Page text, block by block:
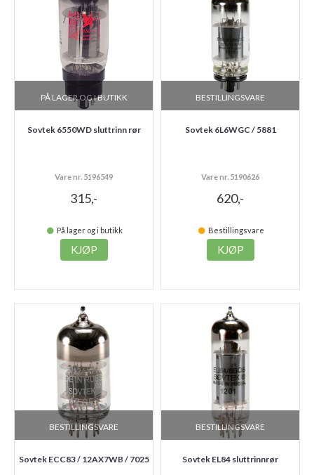
PÅ LAGER OG I BUTIKK
Sovtek 6550WD sluttrinn rør
Vare nr. 5196549
315,-
På lager og i butikk
KJØP
BESTILLINGSVARE
Sovtek 6L6WGC / 5881
Vare nr. 5190626
620,-
Bestillingsvare
KJØP
BESTILLINGSVARE
Sovtek ECC83 / 12AX7WB / 7025
BESTILLINGSVARE
Sovtek EL84 sluttrinnrør